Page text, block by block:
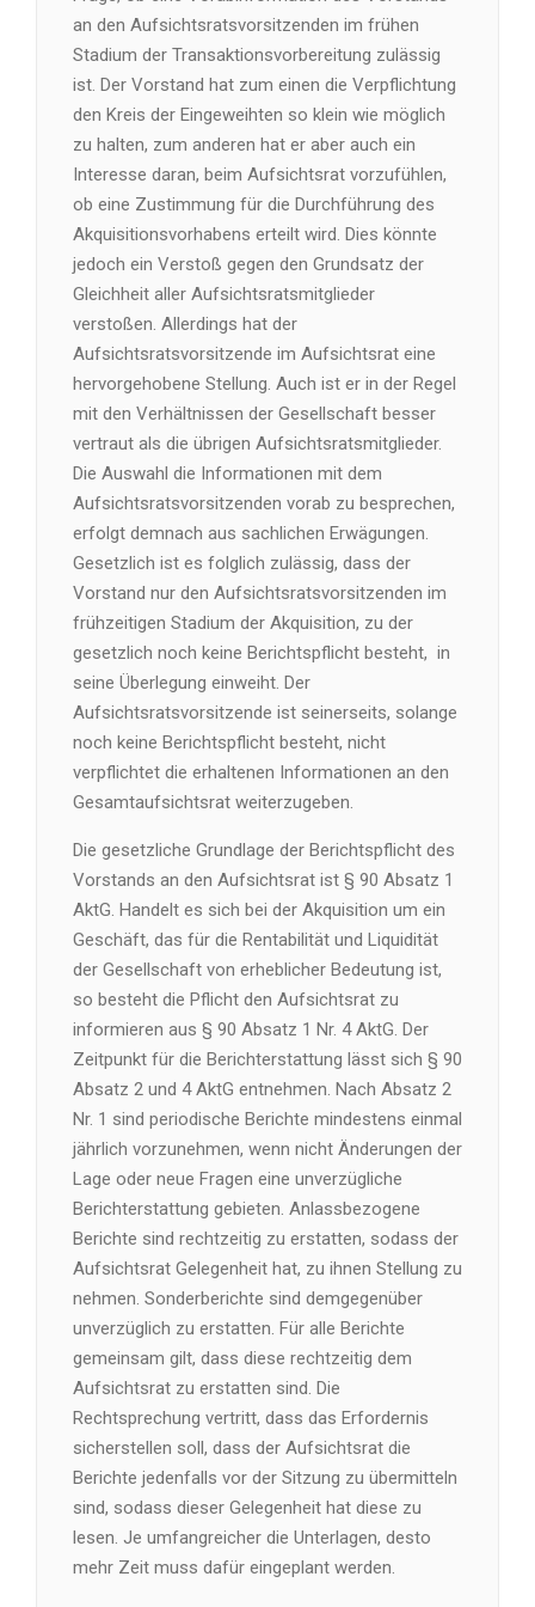
an den Aufsichtsratsvorsitzenden im frühen
Stadium der Transaktionsvorbereitung zulässig
ist. Der Vorstand hat zum einen die Verpflichtung
den Kreis der Eingeweihten so klein wie möglich
zu halten, zum anderen hat er aber auch ein
Interesse daran, beim Aufsichtsrat vorzufühlen,
ob eine Zustimmung für die Durchführung des
Akquisitionsvorhabens erteilt wird. Dies könnte
jedoch ein Verstoß gegen den Grundsatz der
Gleichheit aller Aufsichtsratsmitglieder
verstoßen. Allerdings hat der
Aufsichtsratsvorsitzende im Aufsichtsrat eine
hervorgehobene Stellung. Auch ist er in der Regel
mit den Verhältnissen der Gesellschaft besser
vertraut als die übrigen Aufsichtsratsmitglieder.
Die Auswahl die Informationen mit dem
Aufsichtsratsvorsitzenden vorab zu besprechen,
erfolgt demnach aus sachlichen Erwägungen.
Gesetzlich ist es folglich zulässig, dass der
Vorstand nur den Aufsichtsratsvorsitzenden im
frühzeitigen Stadium der Akquisition, zu der
gesetzlich noch keine Berichtspflicht besteht, in
seine Überlegung einweiht. Der
Aufsichtsratsvorsitzende ist seinerseits, solange
noch keine Berichtspflicht besteht, nicht
verpflichtet die erhaltenen Informationen an den
Gesamtaufsichtsrat weiterzugeben.
Die gesetzliche Grundlage der Berichtspflicht des
Vorstands an den Aufsichtsrat ist § 90 Absatz 1
AktG. Handelt es sich bei der Akquisition um ein
Geschäft, das für die Rentabilität und Liquidität
der Gesellschaft von erheblicher Bedeutung ist,
so besteht die Pflicht den Aufsichtsrat zu
informieren aus § 90 Absatz 1 Nr. 4 AktG. Der
Zeitpunkt für die Berichterstattung lässt sich § 90
Absatz 2 und 4 AktG entnehmen. Nach Absatz 2
Nr. 1 sind periodische Berichte mindestens einmal
jährlich vorzunehmen, wenn nicht Änderungen der
Lage oder neue Fragen eine unverzügliche
Berichterstattung gebieten. Anlassbezogene
Berichte sind rechtzeitig zu erstatten, sodass der
Aufsichtsrat Gelegenheit hat, zu ihnen Stellung zu
nehmen. Sonderberichte sind demgegenüber
unverzüglich zu erstatten. Für alle Berichte
gemeinsam gilt, dass diese rechtzeitig dem
Aufsichtsrat zu erstatten sind. Die
Rechtsprechung vertritt, dass das Erfordernis
sicherstellen soll, dass der Aufsichtsrat die
Berichte jedenfalls vor der Sitzung zu übermitteln
sind, sodass dieser Gelegenheit hat diese zu
lesen. Je umfangreicher die Unterlagen, desto
mehr Zeit muss dafür eingeplant werden.